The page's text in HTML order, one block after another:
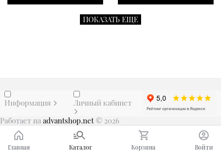
ПОКАЗАТЬ ЕЩЕ
Информация
Личный кабинет
Работает на advantshop.net © 2026
Главная Каталог Корзина Войти